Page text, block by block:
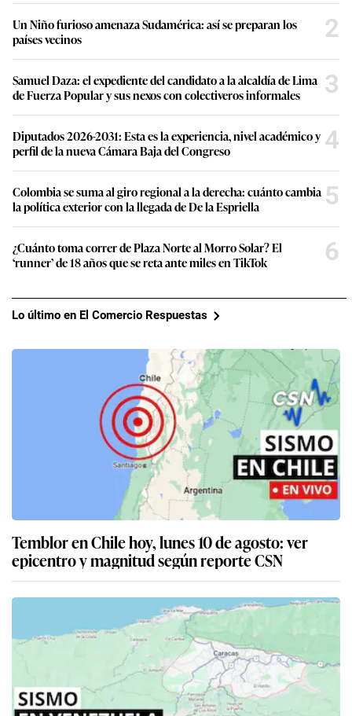
Un Niño furioso amenaza Sudamérica: así se preparan los
países vecinos
2
Samuel Daza: el expediente del candidato a la alcaldía de Lima
de Fuerza Popular y sus nexos con colectiveros informales
3
Diputados 2026-2031: Esta es la experiencia, nivel académico y
perfil de la nueva Cámara Baja del Congreso
4
Colombia se suma al giro regional a la derecha: cuánto cambia
la política exterior con la llegada de De la Espriella
5
¿Cuánto toma correr de Plaza Norte al Morro Solar? El
‘runner’ de 18 años que se reta ante miles en TikTok
6
Lo último en El Comercio Respuestas
Temblor en Chile hoy, lunes 10 de agosto: ver
epicentro y magnitud según reporte CSN